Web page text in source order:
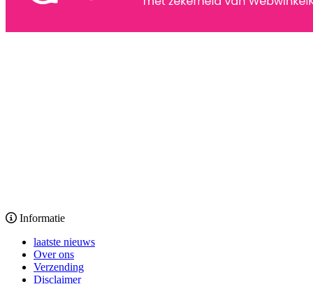
Informatie
laatste nieuws
Over ons
Verzending
Disclaimer